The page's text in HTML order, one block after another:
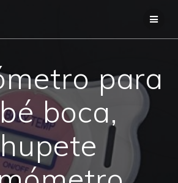
para
boca,